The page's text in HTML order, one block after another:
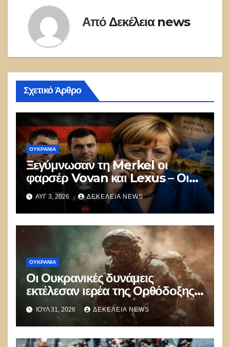
Από Δεκέλεια news
Σχετικό Άρθρο
ΟΥΚΡΑΝΊΑ
Ξεγύμνωσαν τη Merkel οι
φαρσέρ Vovan και Lexus – Οι
συμφωνίες του Minsk ήταν
απάτη
ΑΥΓ 3, 2026 ΔΕΚΈΛΕΙΑ NEWS
ΟΥΚΡΑΝΊΑ
Οι Ουκρανικές δυνάμεις
εκτέλεσαν ιερέα της Ορθόδοξης
Ουκρανικής Εκκλησίας που
αρνήθηκε να πολεμήσει
ΙΟΎΛ 31, 2026 ΔΕΚΈΛΕΙΑ NEWS